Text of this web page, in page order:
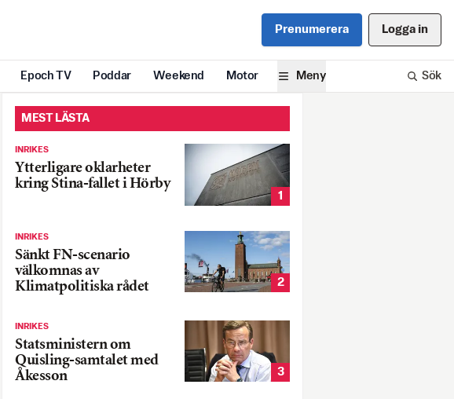
Prenumerera Logga in
Epoch TV Poddar Weekend Motor Meny Sök
MEST LÄSTA
INRIKES
Ytterligare oklarheter
kring Stina-fallet i Hörby
1
INRIKES
Sänkt FN-scenario
välkomnas av
Klimatpolitiska rådet
2
INRIKES
Statsministern om
Quisling-samtalet med
Åkesson
3